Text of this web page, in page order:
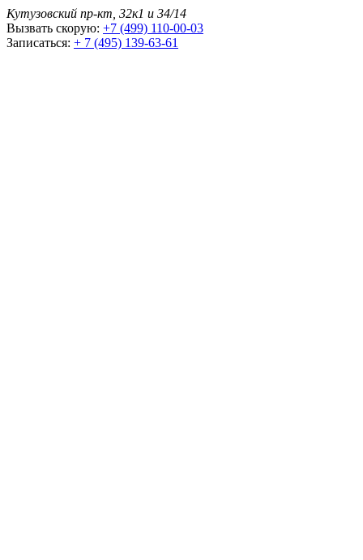
Кутузовский пр-кт, 32к1 и 34/14
Вызвать скорую: +7 (499) 110-00-03
Записаться: + 7 (495) 139-63-61